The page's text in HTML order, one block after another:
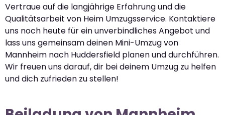
Vertraue auf die langjährige Erfahrung und die
Qualitätsarbeit von Heim Umzugsservice. Kontaktiere
uns noch heute für ein unverbindliches Angebot und
lass uns gemeinsam deinen Mini-Umzug von
Mannheim nach Huddersfield planen und durchführen.
Wir freuen uns darauf, dir bei deinem Umzug zu helfen
und dich zufrieden zu stellen!